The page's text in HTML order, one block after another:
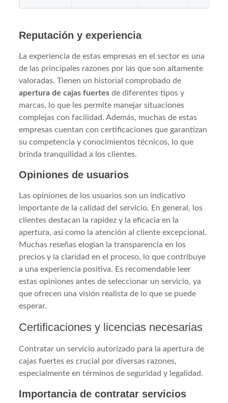
Reputación y experiencia
La experiencia de estas empresas en el sector es una
de las principales razones por las que son altamente
valoradas. Tienen un historial comprobado de
apertura de cajas fuertes de diferentes tipos y
marcas, lo que les permite manejar situaciones
complejas con facilidad. Además, muchas de estas
empresas cuentan con certificaciones que garantizan
su competencia y conocimientos técnicos, lo que
brinda tranquilidad a los clientes.
Opiniones de usuarios
Las opiniones de los usuarios son un indicativo
importante de la calidad del servicio. En general, los
clientes destacan la rapidez y la eficacia en la
apertura, así como la atención al cliente excepcional.
Muchas reseñas elogian la transparencia en los
precios y la claridad en el proceso, lo que contribuye
a una experiencia positiva. Es recomendable leer
estas opiniones antes de seleccionar un servicio, ya
que ofrecen una visión realista de lo que se puede
esperar.
Certificaciones y licencias necesarias
Contratar un servicio autorizado para la apertura de
cajas fuertes es crucial por diversas razones,
especialmente en términos de seguridad y legalidad.
Importancia de contratar servicios